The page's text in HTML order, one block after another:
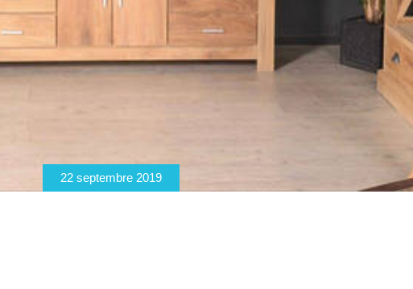
22 septembre 2019